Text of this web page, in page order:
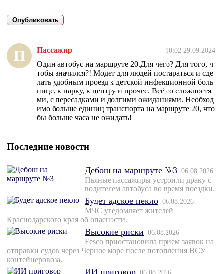
П Пассажир 10:02 29.09.2024
Один автобус на маршруте 20.Для чего? Для того, ч
тобы значился?! Модет для людей постараться и сде
лать удобным проезд к детской инфекционной боль
нице, к парку, к центру и прочее. Всё со сложностя
ми, с пересадками и долгими ожиданиями. Необход
имо больше единиц транспорта на маршруте 20, что
бы больше часа не ожидать!
Последние новости
Дебош на маршруте №3 06.08.2026
Пьяные пассажиры устроили драку с
водителем автобуса во время поездки.
Будет адское пекло 06.08.2026
МЧС уведомляет жителей
Краснодарского края об опасности.
Высокие риски 06.08.2026
Fesco приостановила прием заявок на
отправки судов через Черное море после потопления ВСУ
контейнеровоза.
ИИ приговор 06.08.2026